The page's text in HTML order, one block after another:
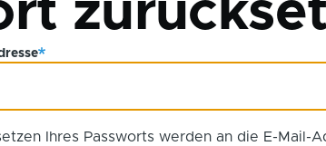
Ihres Passworts werden an die E-Mail-